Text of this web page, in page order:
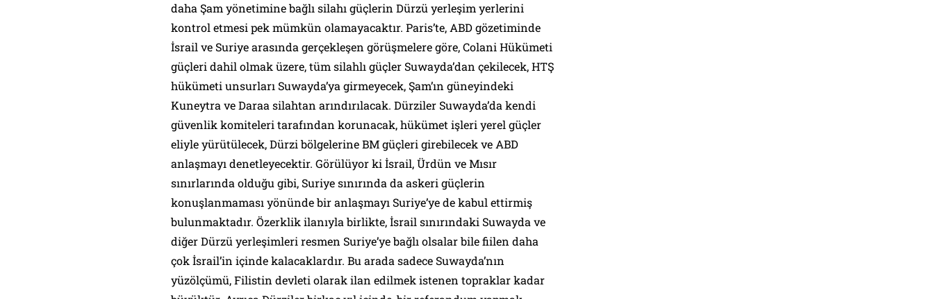
daha Şam yönetimine bağlı silahı güçlerin Dürzü yerleşim yerlerini
kontrol etmesi pek mümkün olamayacaktır. Paris’te, ABD gözetiminde
İsrail ve Suriye arasında gerçekleşen görüşmelere göre, Colani Hükümeti
güçleri dahil olmak üzere, tüm silahlı güçler Suwayda’dan çekilecek, HTŞ
hükümeti unsurları Suwayda’ya girmeyecek, Şam’ın güneyindeki
Kuneytra ve Daraa silahtan arındırılacak. Dürziler Suwayda’da kendi
güvenlik komiteleri tarafından korunacak, hükümet işleri yerel güçler
eliyle yürütülecek, Dürzi bölgelerine BM güçleri girebilecek ve ABD
anlaşmayı denetleyecektir. Görülüyor ki İsrail, Ürdün ve Mısır
sınırlarında olduğu gibi, Suriye sınırında da askeri güçlerin
konuşlanmaması yönünde bir anlaşmayı Suriye’ye de kabul ettirmiş
bulunmaktadır. Özerklik ilanıyla birlikte, İsrail sınırındaki Suwayda ve
diğer Dürzü yerleşimleri resmen Suriye’ye bağlı olsalar bile fiilen daha
çok İsrail’in içinde kalacaklardır. Bu arada sadece Suwayda’nın
yüzölçümü, Filistin devleti olarak ilan edilmek istenen topraklar kadar